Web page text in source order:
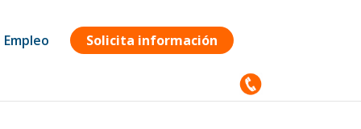
Empleo Solicita información